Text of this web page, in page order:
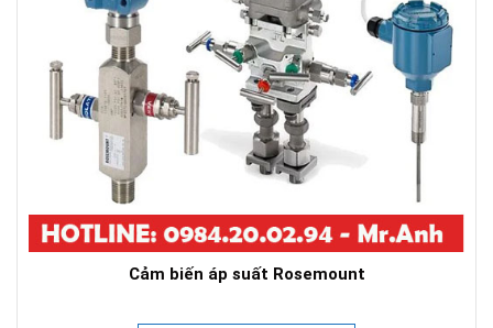
Cảm biến áp suất Rosemount